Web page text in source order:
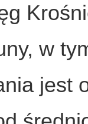
w
jest